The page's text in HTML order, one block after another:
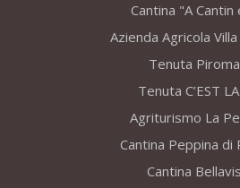
Cantina "A Cantin
Azienda Agricola
Tenuta
Tenuta C’EST
Agriturismo La
Cantina Peppina di
Cantina